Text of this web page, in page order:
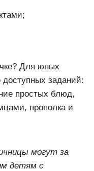
Для юных
доступных заданий:
простых блюд,
прополка и
могут за
детям с